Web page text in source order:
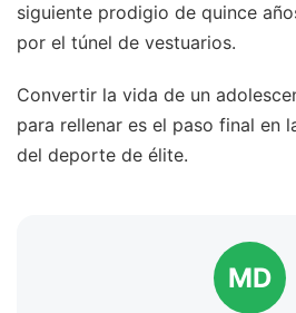
siguiente prodigio de quince
por el túnel de vestuarios.
Convertir la vida de un
para rellenar es el paso final en
del deporte de élite.
MD